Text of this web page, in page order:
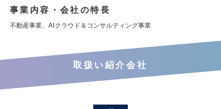
事業内容・会社の特長
不動産事業、AIクラウド＆コンサルティング事業
取扱い紹介会社